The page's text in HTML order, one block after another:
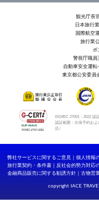
観光庁長
日本旅行
国際航空
旅行業
ボ
警視庁職員
自動車安全運
東京都公安委員
ISO/IEC 27001：2022 認
認証範囲：出張予約お
店）
弊社サービスに関するご意見 個人情報
旅行業契約・条件書
反社会的勢力対応
金融商品販売に関する勧誘方針
古物営
copyright IACE